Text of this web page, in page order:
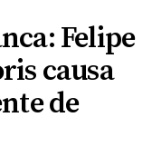
Felipe
causa
de